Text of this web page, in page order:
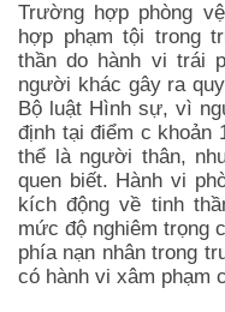
Trường hợp phòng
hợp phạm tội trong
thần do hành vi trái
người khác gây ra
Bộ luật Hình sự, vì
định tại điểm c khoản
thể là người thân,
quen biết. Hành vi
kích động về tinh
mức độ nghiêm trọng
phía nạn nhân trong
có hành vi xâm phạm